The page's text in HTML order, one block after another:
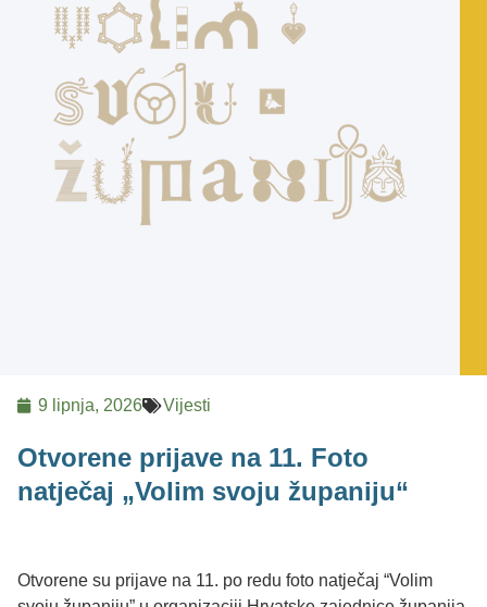
9 lipnja, 2026 Vijesti
Otvorene prijave na 11. Foto
natječaj „Volim svoju županiju“
Otvorene su prijave na 11. po redu foto natječaj “Volim